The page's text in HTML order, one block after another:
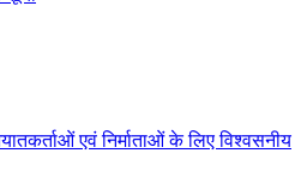
एवं निर्माताओं के लिए विश्वसनीय